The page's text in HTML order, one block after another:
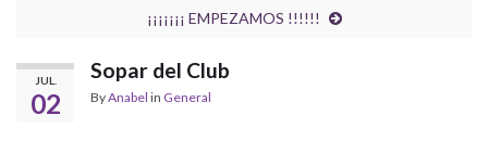
¡¡¡¡¡¡¡ EMPEZAMOS !!!!!!
JUL.
02
Sopar del Club
ByAnabel in General